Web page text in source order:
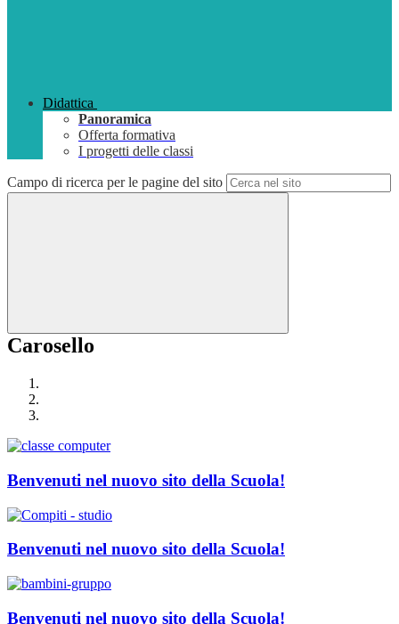
Didattica
Panoramica
Offerta formativa
I progetti delle classi
Campo di ricerca per le pagine del sito
Carosello
Benvenuti nel nuovo sito della Scuola!
Benvenuti nel nuovo sito della Scuola!
Benvenuti nel nuovo sito della Scuola!